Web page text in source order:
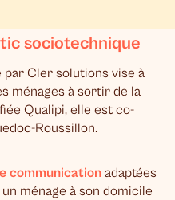
sociotechnique
Cler solutions vise à
ménages à sortir de la
Qualipi, elle est co-
Roussillon.
communicationadaptées
ménage à son domicile